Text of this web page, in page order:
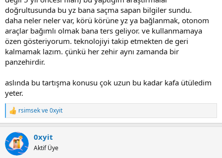
doğrultusunda bu yz bana saçma sapan bilgiler sundu.
daha neler neler var, körü körüne yz ya bağlanmak, otonom
araçlar bağımlı olmak bana ters geliyor. ve kullanmamaya
özen gösteriyorum. teknolojiyi takip etmekten de geri
kalmamak lazım. çünkü her zehir aynı zamanda bir
panzehirdir.
aslında bu tartışma konusu çok uzun bu kadar kafa ütüledim
yeter.
R
e
c
t
i
rsimsekve0xyit
0xyit
Aktif Üye